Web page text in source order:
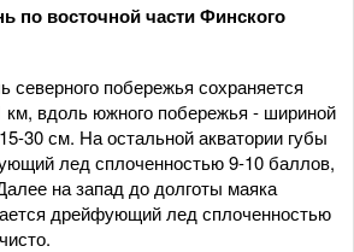
по восточной части Финского
северного побережья сохраняется
км, вдоль южного побережья - шириной
30 см. На остальной акватории губы
лед сплоченностью 9-10 баллов,
на запад до долготы маяка
дрейфующий лед сплоченностью